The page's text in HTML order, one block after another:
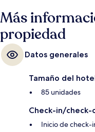
Más
propiedad
Datos generales
Tamaño del
85 unidades
Check-in/check-
Inicio de check-